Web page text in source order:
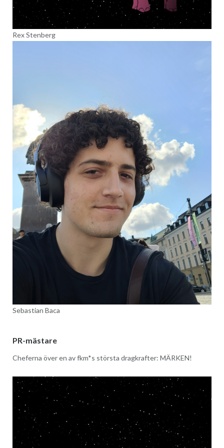
Rex Stenberg
Sebastian Baca
PR-mästare
Cheferna över en av fkm*s största dragkrafter: MÄRKEN!